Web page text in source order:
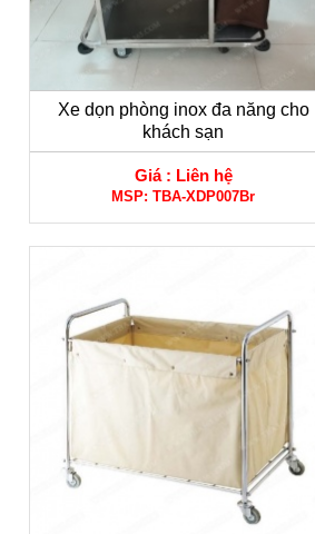
Xe dọn phòng inox đa năng cho
khách sạn
Giá : Liên hệ
MSP:TBA-XDP007Br